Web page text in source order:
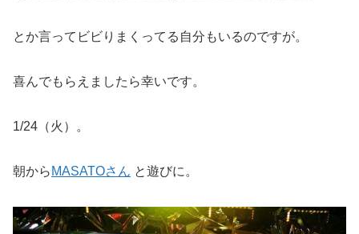
とか言ってビビりまくってる自分もいるのですが。
喜んでもらえましたら幸いです。
1/24（火）。
朝から MASATOさん と遊びに。